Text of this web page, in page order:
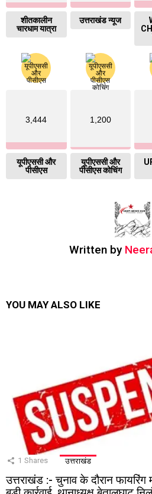
शीतकालीन
चारधाम यात्रा
उत्तराखंड न्यूज
3,444
यूपीएससी और
पीसीएस
1,200
यूपीएससी और
पीसीएस कोचिंग
Written by
YOU MAY ALSO LIKE
1 Shares उत्तराखंड
उत्तराखंड :- चुनाव के दौरान फायरिंग